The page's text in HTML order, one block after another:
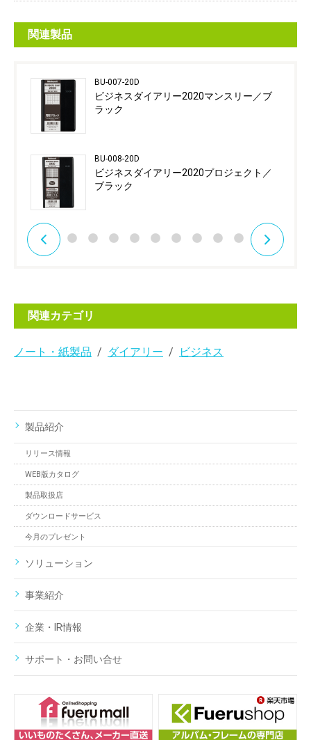
関連製品
BU-007-20D
ビジネスダイアリー2020マンスリー／ブ
ラック
BU-008-20D
ビジネスダイアリー2020プロジェクト／
ブラック
関連カテゴリ
ノート・紙製品 ダイアリー ビジネス
製品紹介
リリース情報
WEB版カタログ
製品取扱店
ダウンロードサービス
今月のプレゼント
ソリューション
事業紹介
企業・IR情報
サポート・お問い合せ